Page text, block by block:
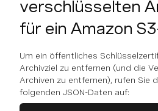
verschlüsselten
für ein Amazon
Um ein öffentliches
Archivziel zu entfernen (und die
Archiven zu entfernen), rufen Sie
folgenden JSON-Daten auf: